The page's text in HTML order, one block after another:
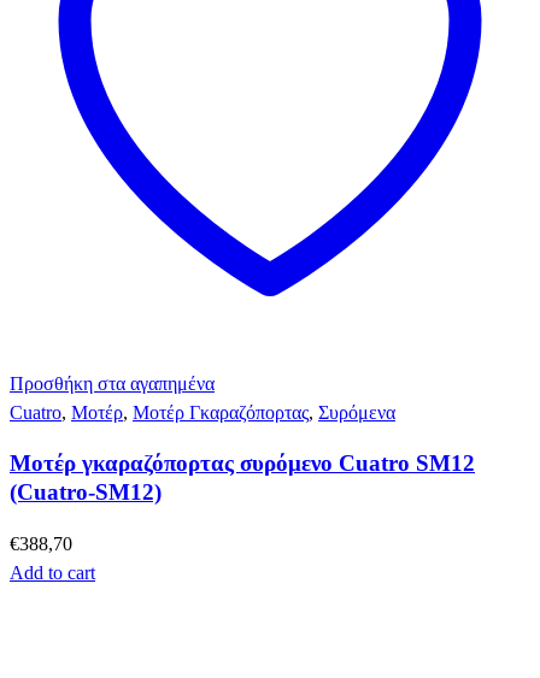
Προσθήκη στα αγαπημένα
Cuatro, Μοτέρ, Μοτέρ Γκαραζόπορτας, Συρόμενα
Μοτέρ γκαραζόπορτας συρόμενο Cuatro SM12
(Cuatro-SM12)
€388,70
Add to cart